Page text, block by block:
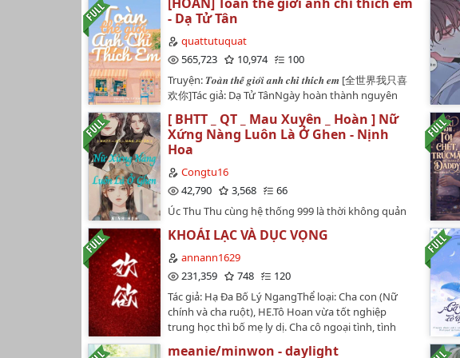
Truyện tui chỉ đăng duy nhất trên Wattpad thôi,
nên m.n chú ý nhé.Hôm trước đọc lại mấy chương
đầu của truyện, tui thấy mấy đoạn viết dở thật sự
:))))), cảm ơn m.n đã chịu khó đọc những lời văn
một chút để hợp lý hơn, chú ý nội dung, tình
huống hơn. Tui không ra truyện thường xuyên
được, nên m.n khi đọc chịu khó chờ nha!Cảm ơn
m.n rất nhiều ạ!!!!!!…
- Dạ Tử Tân
quattutuquat
565,723
10,974
100
Truyện: 𝑻𝒐𝒂̀𝒏 𝒕𝒉𝒆̂́ 𝒈𝒊𝒐̛́𝒊 𝒂𝒏𝒉 𝒄𝒉𝒊̉ 𝒕𝒉𝒊́𝒄𝒉 𝒆𝒎 [全世界我只喜
欢你]Tác giả: Dạ Tử TânNgày hoàn thành nguyên
04/02/2024Edit + Beta: quattutuquat Số chương: 97
chương (62 chương chính văn + 35 phiên ngoại)❄️
Một câu giới thiệu vắn tắt: Tái hợp ngọt ngào,
gương vỡ lại lành, là duy nhất của nhau❄️ Thể loại:
Hào môn thế gia, thiên chi kiêu tử, nghiệp giới tinh
xám xấu xa tâm cơ X Thỏ trắng nhỏ dễ thương❄️
Đôi mối tình đầu, song xử, nam nữ là bạn học cũ…
[ BHTT _ QT _ Mau Xuyên _ Hoàn ] Nữ
Xứng Nàng Luôn Là Ở Ghen - Nịnh
Hoa
Congtu16
42,790
3,568
66
Úc Thu Thu cùng hệ thống 999 là thời không quản
lý cục tân ra tới hai chỉ tiểu thái kê, vì nhiệm vụ, Úc
Thu Thu điệu thấp làm nữ chủ, hy vọng cốt truyện
đừng oai.Nề hà nữ xứng nàng càng không nghe,
một hai phải ở nàng trước mặt xoát tồn tại
Thu bị nữ xứng ấn ở trên tường thân, đối phương
khẽ cắn nàng vành tai, chất vấn nàng rốt cuộc có
hay không tâm thời điểm.Úc Thu Thu cuối cùng là
phản ứng lại đây -- Oai không phải cốt truyện, oai
KHOÁI LẠC VÀ DỤC VỌNG
annann1629
231,359
748
120
Tác giả: Hạ Đa Bố Lý NgangThể loại: Cha con (Nữ
chính và cha ruột), HE.Tô Hoan vừa tốt nghiệp
trung học thì bố mẹ ly dị. Cha cô ngoại tình, tình
meanie/minwon - daylight